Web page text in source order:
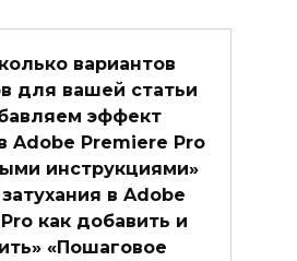
вариантов
для вашей статьи
эффект
Adobe Premiere Pro
инструкциями»
в Adobe
как добавить и
«Пошаговое